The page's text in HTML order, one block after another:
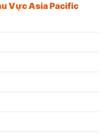
Vực Asia Pacific